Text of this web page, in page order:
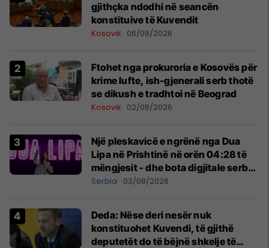
gjithçka ndodhi në seancën
konstituive të Kuvendit
Kosovë 06/08/2026
Ftohet nga prokuroria e Kosovës për
krime lufte, ish-gjenerali serb thotë
se dikush e tradhtoi në Beograd
Kosovë 02/08/2026
Një pleskavicë e ngrënë nga Dua
Lipa në Prishtinë në orën 04:28 të
mëngjesit - dhe bota digjitale serbe
shpall gjendjen e luftës
Serbia 03/08/2026
Deda: Nëse deri nesër nuk
konstituohet Kuvendi, të gjithë
deputetët do të bëjnë shkelje të